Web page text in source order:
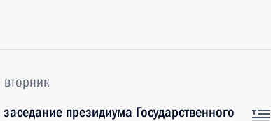
президиума Государственного